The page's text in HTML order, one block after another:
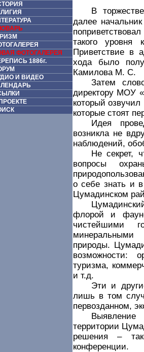
ФОТОГАЛЕРЕЯ
1886г.
И ВИДЕО
В
далее
такого уровня
Приветствие в
хода было
Камилова М. С.
Затем
директору МОУ
который
которые стоят
Идея
возникла не
наблюдений,
Не секрет,
вопросы
о себе знать и в
Цумадинском
флорой и
чистейшими
минеральными
природы.
возможности:
туризма,
и т.д.
Эти и
лишь в том
первозданном,
Выявление
территории
решения –
конференции.